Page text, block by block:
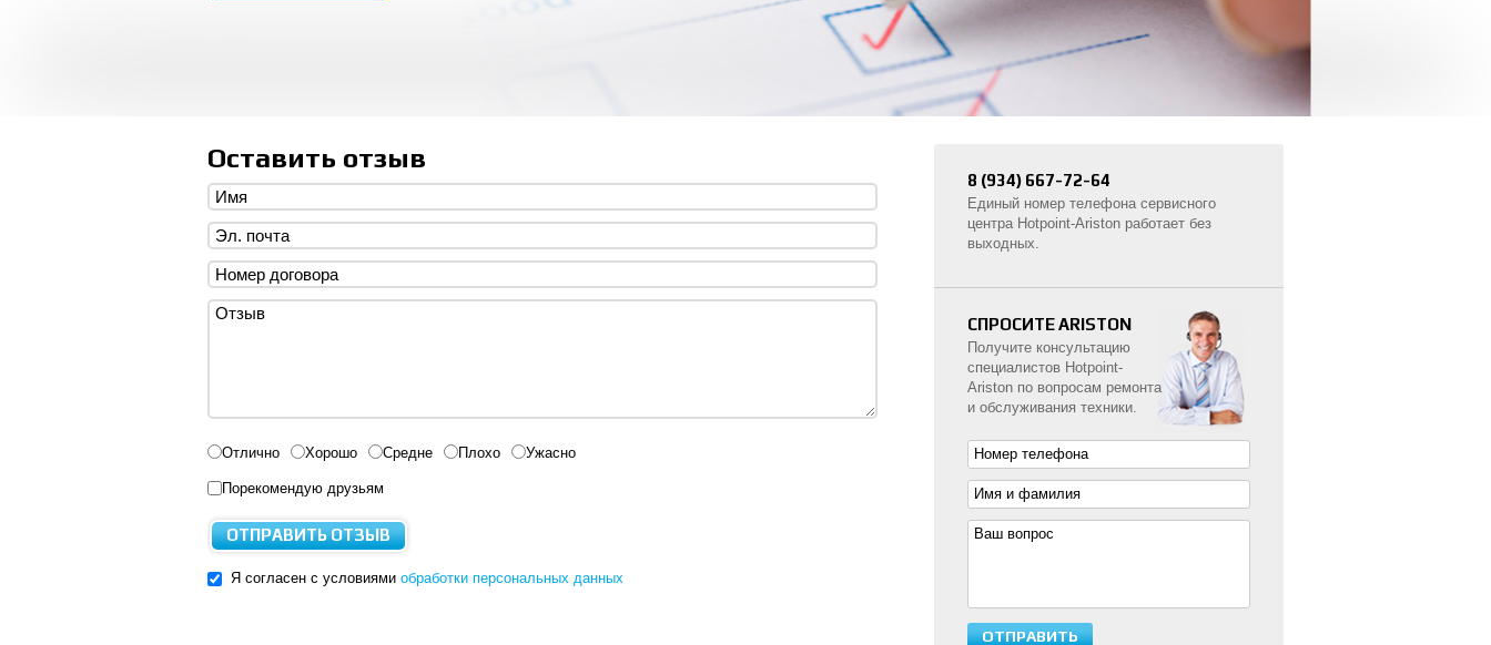
Оставить отзыв
Отлично Хорошо Средне Плохо Ужасно
Порекомендую друзьям
Я согласен с условиями обработки персональных данных
8 (934) 667-72-64
Единый номер телефона сервисного
центра Hotpoint-Ariston работает без
выходных.
СПРОСИТЕ ARISTON
Получите консультацию
специалистов Hotpoint-
Ariston по вопросам ремонта
и обслуживания техники.